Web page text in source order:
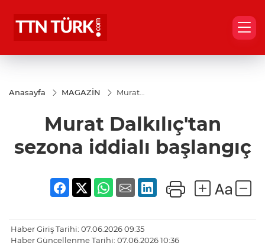
Anasayfa MAGAZİN
Murat
iddialı
başlangıç
Murat Dalkılıç'tan
sezona iddialı başlangıç
Haber Giriş Tarihi: 07.06.2026 09:35
Haber Güncellenme Tarihi: 07.06.2026 10:36